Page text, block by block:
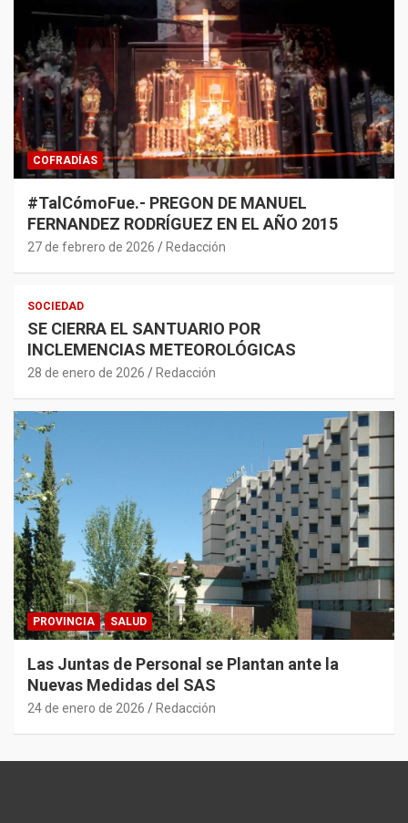
COFRADÍAS
#TalCómoFue.- PREGON DE MANUEL
FERNANDEZ RODRÍGUEZ EN EL AÑO 2015
27 de febrero de 2026 Redacción
SOCIEDAD
SE CIERRA EL SANTUARIO POR
INCLEMENCIAS METEOROLÓGICAS
28 de enero de 2026 Redacción
PROVINCIA SALUD
Las Juntas de Personal se Plantan ante la
Nuevas Medidas del SAS
24 de enero de 2026 Redacción